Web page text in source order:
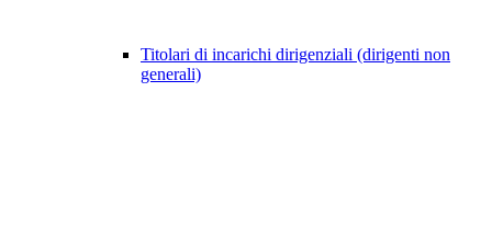
Titolari di incarichi dirigenziali (dirigenti non
generali)